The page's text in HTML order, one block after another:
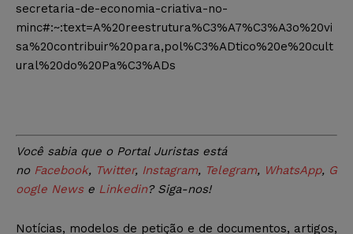
secretaria-de-economia-criativa-no-
minc#:~:text=A%20reestrutura%C3%A7%C3%A3o%20vi
sa%20contribuir%20para,pol%C3%ADtico%20e%20cult
ural%20do%20Pa%C3%ADs
Você sabia que o Portal Juristas está
no Facebook, Twitter, Instagram, Telegram, WhatsApp, G
oogle Newse Linkedin? Siga-nos!
Notícias, modelos de petição e de documentos, artigos,